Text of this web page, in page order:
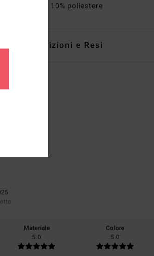
nylon, 10% poliestere
Spedizioni e Resi
Materiale
5.0
Colore
5.0